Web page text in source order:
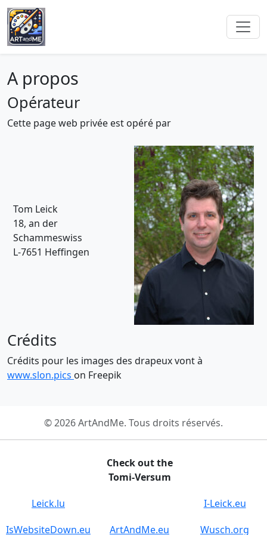
A propos
Opérateur
Cette page web privée est opéré par
Tom Leick
18, an der
Schammeswiss
L-7651 Heffingen
Crédits
Crédits pour les images des drapeux vont à
www.slon.pics on Freepik
© 2026 ArtAndMe. Tous droits réservés.
Check out the
Tomi-Versum
Leick.lu
I-Leick.eu
IsWebsiteDown.eu
ArtAndMe.eu Wusch.org